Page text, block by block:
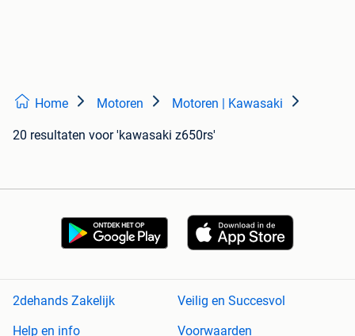
Home Motoren Motoren | Kawasaki
20 resultaten voor 'kawasaki z650rs'
2dehands Zakelijk
Veilig en Succesvol
Help en info
Voorwaarden